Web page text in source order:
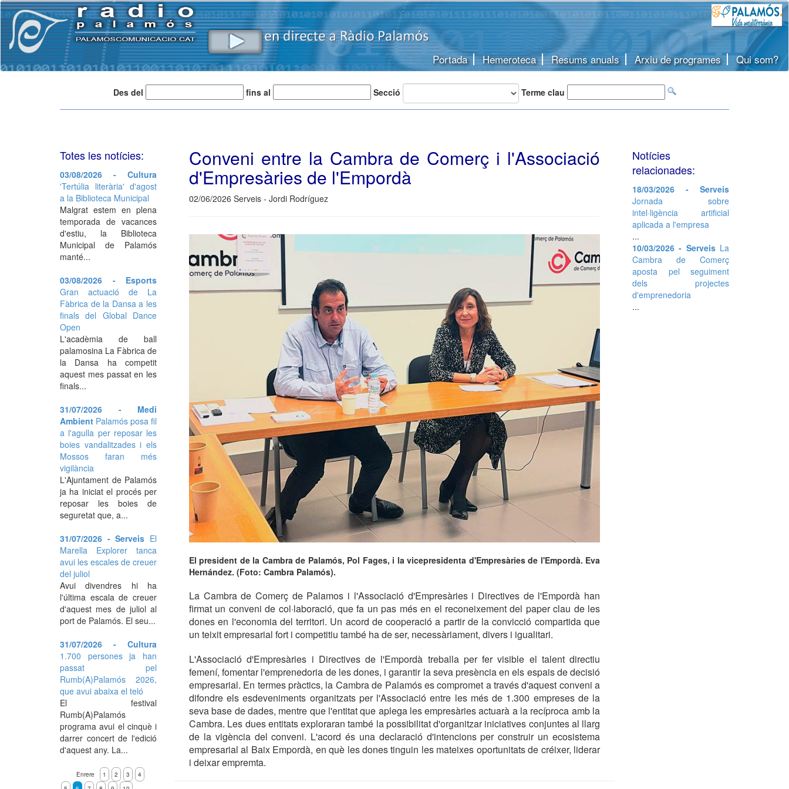
Portada Hemeroteca Resums anuals Arxiu de programes Qui som?
Des del fins al Secció Terme clau
Conveni entre la Cambra de Comerç i l'Associació
d'Empresàries de l'Empordà
02/06/2026 Serveis - Jordi Rodríguez
El president de la Cambra de Palamós, Pol Fages, i la vicepresidenta d'Empresàries de l'Empordà. Eva
Hernández. (Foto: Cambra Palamós).
La Cambra de Comerç de Palamos i l'Associació d'Empresàries i Directives de l'Empordà han
firmat un conveni de col·laboració, que fa un pas més en el reconeixement del paper clau de les
dones en l'economia del territori. Un acord de cooperació a partir de la convicció compartida que
un teixit empresarial fort i competitiu també ha de ser, necessàriament, divers i igualitari.
L'Associació d'Empresàries i Directives de l'Empordà treballa per fer visible el talent directiu
femení, fomentar l'emprenedoria de les dones, i garantir la seva presència en els espais de decisió
empresarial. En termes pràctics, la Cambra de Palamós es compromet a través d'aquest conveni a
difondre els esdeveniments organitzats per l'Associació entre les més de 1.300 empreses de la
seva base de dades, mentre que l'entitat que aplega les empresàries actuarà a la recíproca amb la
Cambra. Les dues entitats exploraran també la possibilitat d'organitzar iniciatives conjuntes al llarg
de la vigència del conveni. L'acord és una declaració d'intencions per construir un ecosistema
empresarial al Baix Empordà, en què les dones tinguin les mateixes oportunitats de créixer, liderar
i deixar empremta.
Totes les notícies:
03/08/2026 - Cultura
'Tertúlia literària' d'agost
a la Biblioteca Municipal
Malgrat estem en plena
temporada de vacances
d'estiu, la Biblioteca
Municipal de Palamós
manté...
03/08/2026 - Esports
Gran actuació de La
Fàbrica de la Dansa a les
finals del Global Dance
Open
L'acadèmia de ball
palamosina La Fàbrica de
la Dansa ha competit
aquest mes passat en les
finals...
31/07/2026 - Medi
Ambient Palamós posa fil
a l'agulla per reposar les
boies vandalitzades i els
Mossos faran més
vigilància
L'Ajuntament de Palamós
ja ha iniciat el procés per
reposar les boies de
seguretat que, a...
31/07/2026 - Serveis El
Marella Explorer tanca
avui les escales de creuer
del juliol
Avui divendres hi ha
l'última escala de creuer
d'aquest mes de juliol al
port de Palamós. El seu...
31/07/2026 - Cultura
1.700 persones ja han
passat pel
Rumb(A)Palamós 2026,
que avui abaixa el teló
El festival
Rumb(A)Palamós
programa avui el cinquè i
darrer concert de l'edició
d'aquest any. La...
Enrere 1 2 3
4
Notícies
relacionades:
18/03/2026 - Serveis
Jornada sobre
intel·ligència artificial
aplicada a l'empresa
...
10/03/2026 - ServeisLa
Cambra de Comerç
aposta pel seguiment
dels projectes
d'emprenedoria
...